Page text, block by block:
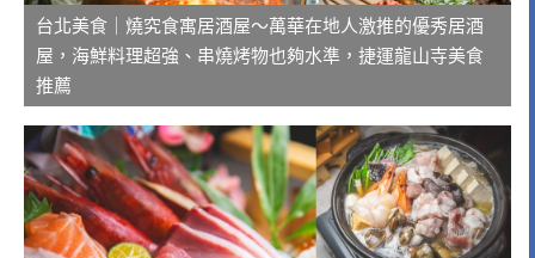
台北美食｜燒究食寓居酒屋～萬華在地人激推的優秀居酒
屋，海鮮料理超強、串燒烤物也夠水準，捷運龍山寺美食
推薦